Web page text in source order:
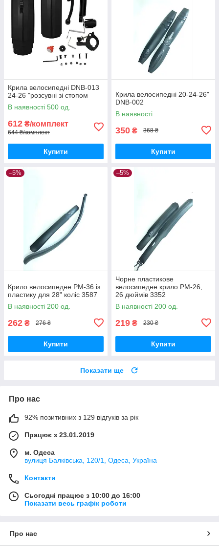
Крила велосипедні DNB-013
24-26 "розсувні зі стопом
В наявності 500 од.
612 ₴/комплект
644 ₴/комплект
Купити
Крила велосипедні 20-24-26"
DNB-002
В наявності
350 ₴ 368 ₴
Купити
–5%
Крило велосипедне PM-36 із
пластику для 28" коліс 3587
В наявності 200 од.
262 ₴ 276 ₴
Купити
–5%
Чорне пластикове
велосипедне крило PM-26,
26 дюймів 3352
В наявності 200 од.
219 ₴ 230 ₴
Купити
Показати ще
Про нас
92% позитивних з 129 відгуків за рік
Працює з 23.01.2019
м. Одеса
вулиця Балківська, 120/1, Одеса, Україна
Контакти
Сьогодні працює з 10:00 до 16:00
Показати весь графік роботи
Про нас